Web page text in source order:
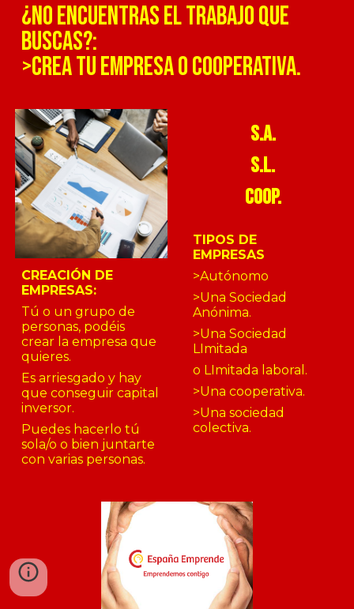
¿NO ENCUENTRAS EL TRABAJO QUE
BUSCAS?:
>CREA TU EMPRESA O COOPERATIVA.
CREACIÓN DE
EMPRESAS:
Tú o un grupo de
personas, podéis
crear la empresa que
quieres.
Es arriesgado y hay
que conseguir capital
inversor.
Puedes hacerlo tú
sola/o o bien juntarte
con varias personas.
S.A.
S.L.
COOP.
TIPOS DE
EMPRESAS
>Autónomo
>Una Sociedad
Anónima.
>Una Sociedad
LImitada
o LImitada laboral.
>Una cooperativa.
>Una sociedad
colectiva.